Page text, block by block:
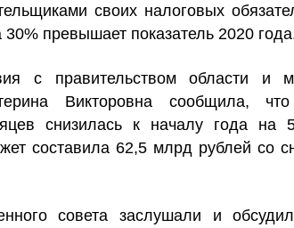
своих налоговых
превышает показатель 2020
с правительством области и
Викторовна сообщила,
снизилась к началу года
составила 62,5 млрд рублей со
совета заслушали и